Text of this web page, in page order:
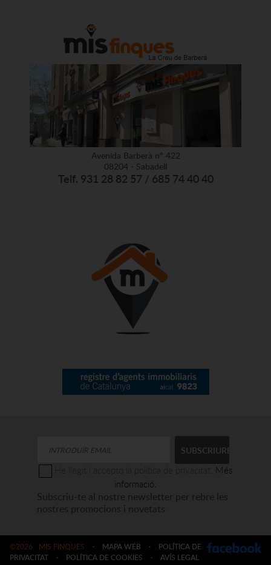
Avenida Barberà nº 422
08204 - Sabadell
Telf. 931 28 82 57 / 685 74 40 40
Més
informació.
Subscriu-te al nostre newsletter per rebre les
nostres promocions i novetats
©2026 MIS FINQUES · MAPA WEB ·
POLÍTICA DE
PRIVACITAT
· POLÍTICA DE COOKIES ·
AVÍS LEGAL